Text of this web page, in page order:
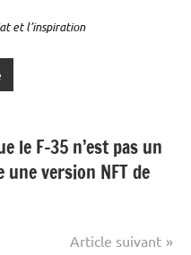
et l’inspiration
le F-35 n’est pas un
version NFT de
Article suivant